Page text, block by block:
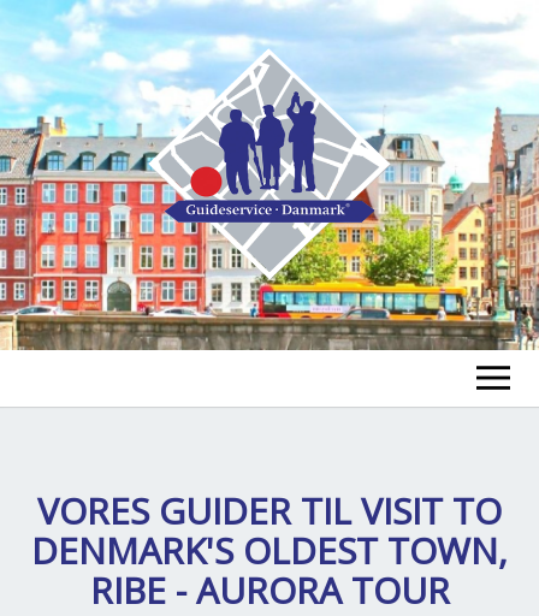
DEJLIGE DESTINATIONER
BOOKING
LOG IND
VORES GUIDER TILVISIT TO
DENMARK'S OLDEST TOWN,
RIBE - AURORA TOUR